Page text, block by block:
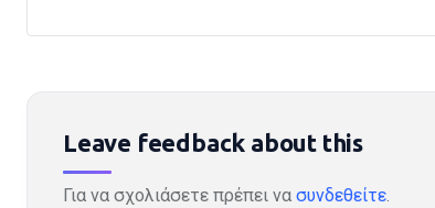
Leave feedback about this
Για να σχολιάσετε πρέπει να συνδεθείτε.